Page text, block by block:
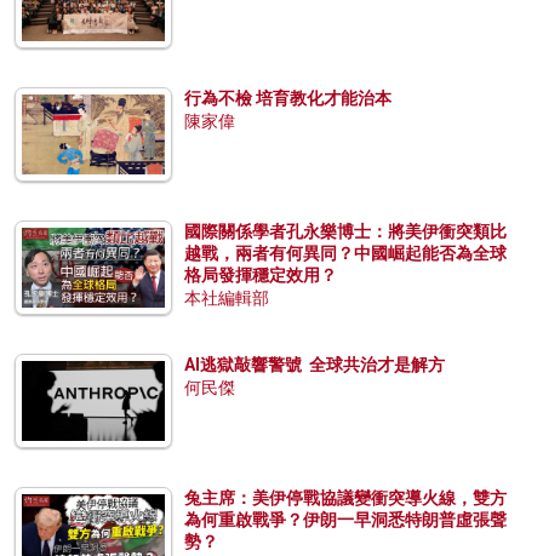
行為不檢 培育教化才能治本
陳家偉
國際關係學者孔永樂博士：將美伊衝突類比
越戰，兩者有何異同？中國崛起能否為全球
格局發揮穩定效用？
本社編輯部
AI逃獄敲響警號 全球共治才是解方
何民傑
兔主席：美伊停戰協議變衝突導火線，雙方
為何重啟戰爭？伊朗一早洞悉特朗普虛張聲
勢？